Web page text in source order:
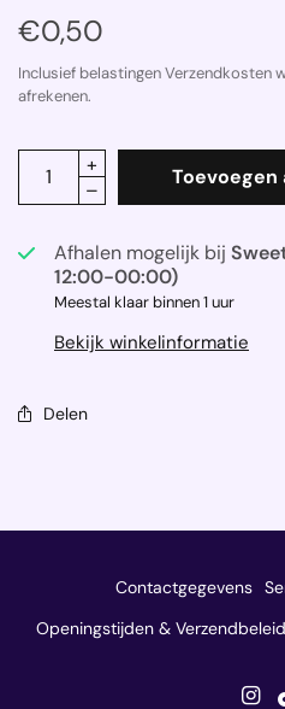
€0,50
Inclusief belastingen Verzendkosten
afrekenen.
Toevoegen
Afhalen mogelijk bij
12:00-00:00)
Meestal klaar binnen 1 uur
Bekijk winkelinformatie
Delen
Contactgegevens
Openingstijden & Verzendbeleid